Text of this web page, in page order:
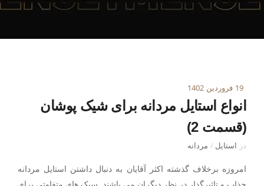
19 فروردین 1402
انواع استایل مردانه برای شیک پوشان
(قسمت 2)
در استایل / مردانه
امروزه برخلاف گذشته اکثر آقایان به دنبال داشتن استایل مردانه